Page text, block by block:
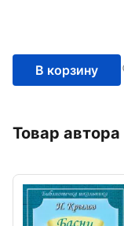
В корзину
Товар автора